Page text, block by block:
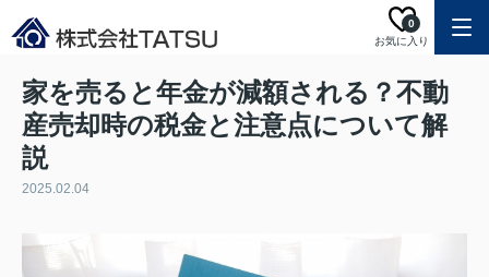
お気に入り
0
家を売ると年金が減額される？不動
産売却時の税金と注意点について解
説
2025.02.04